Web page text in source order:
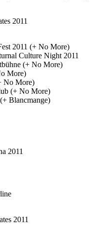
2011
2011 (+ No More)
Culture Night 2011
(+ No More)
More)
No More)
(+ No More)
Blancmange)
2011
2011